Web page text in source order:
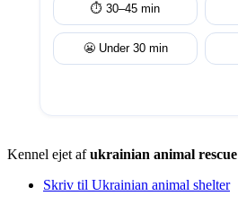
⏱️ 30–45 min
😬 Under 30 min
Kennel ejet afukrainian animal rescue
Skriv til Ukrainian animal shelter